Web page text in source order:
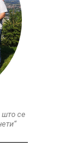
што се